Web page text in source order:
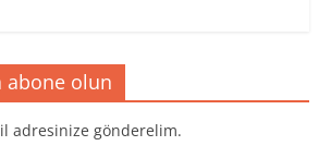
abone olun
adresinize gönderelim.